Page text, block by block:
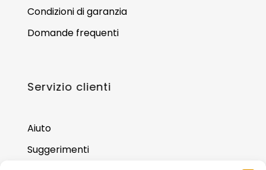
Condizioni di garanzia
Domande frequenti
Servizio clienti
Aiuto
Suggerimenti